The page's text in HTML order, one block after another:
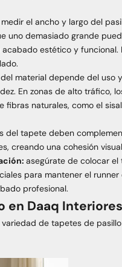
el ancho y largo del
uno demasiado grande
estético y
material depende del uso
En zonas de alto tráfico,
fibras naturales, como el
del tapete deben
creando una cohesión
asegúrate de colocar el
para mantener el
profesional.
en Daaq Interiores
de tapetes de